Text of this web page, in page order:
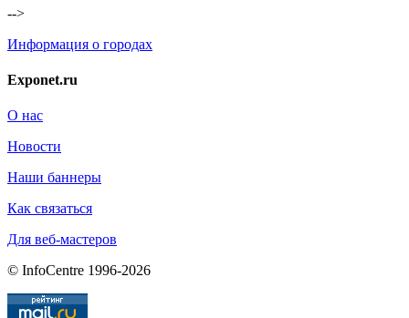
-->
Информация о городах
Exponet.ru
О нас
Новости
Наши баннеры
Как связаться
Для веб-мастеров
© InfoCentre 1996-2026